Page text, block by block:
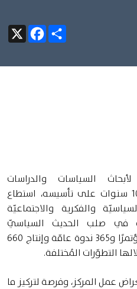
X
FacebookShare
السياسات والدراسات
الإستراتيجيّة (مسارات)، بمرور 10 سنوات على تأسيسه، استطاع
والفكرية والاجتماعيّة
في صلب الحديث السياسيّ
الفلسطينيّ من خلال عقد 23 مؤتمرًا و365 ندوة عامّة وإنتاج 660
التطوّرات المُختلفة.
عمل المركز، وفرصة لتركيز ما